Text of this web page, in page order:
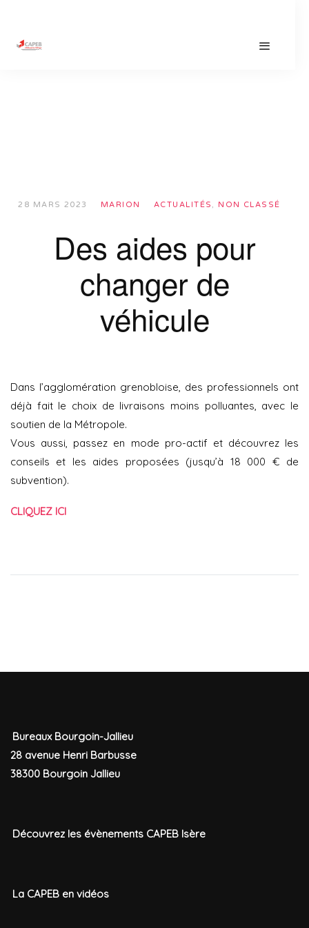
28 MARS 2023 MARION ACTUALITÉS , NON CLASSÉ
Des aides pour
changer de
véhicule
Dans l’agglomération grenobloise, des professionnels ont
déjà fait le choix de livraisons moins polluantes, avec le
soutien de la Métropole.
Vous aussi, passez en mode pro-actif et découvrez les
conseils et les aides proposées (jusqu’à 18 000 € de
subvention).
CLIQUEZ ICI
Bureaux Bourgoin-Jallieu
28 avenue Henri Barbusse
38300 Bourgoin Jallieu
Découvrez les évènements CAPEB Isère
La CAPEB en vidéos